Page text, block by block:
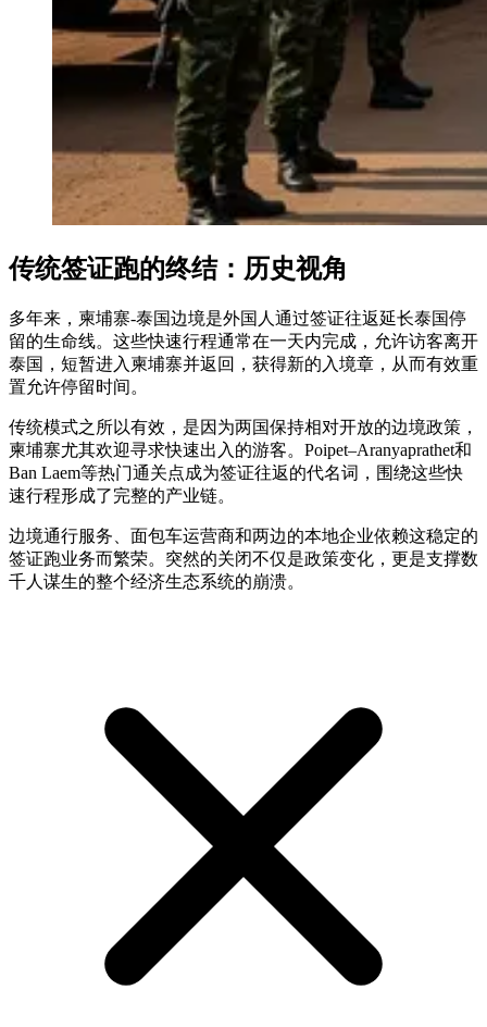
传统签证跑的终结：历史视角
多年来，柬埔寨-泰国边境是外国人通过签证往返延长泰国停
留的生命线。这些快速行程通常在一天内完成，允许访客离开
泰国，短暂进入柬埔寨并返回，获得新的入境章，从而有效重
置允许停留时间。
传统模式之所以有效，是因为两国保持相对开放的边境政策，
柬埔寨尤其欢迎寻求快速出入的游客。Poipet–Aranyaprathet和
Ban Laem等热门通关点成为签证往返的代名词，围绕这些快
速行程形成了完整的产业链。
边境通行服务、面包车运营商和两边的本地企业依赖这稳定的
签证跑业务而繁荣。突然的关闭不仅是政策变化，更是支撑数
千人谋生的整个经济生态系统的崩溃。